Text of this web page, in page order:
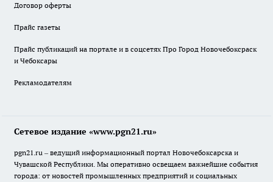
Договор оферты
Прайс газеты
Прайс публикаций на портале и в соцсетях Про Город Новочебоксраск
и Чебоксары
Рекламодателям
Сетевое издание «www.pgn21.ru»
pgn21.ru – ведущий информационный портал Новочебоксарска и
Чувашской Республики. Мы оперативно освещаем важнейшие события
города: от новостей промышленных предприятий и социальных